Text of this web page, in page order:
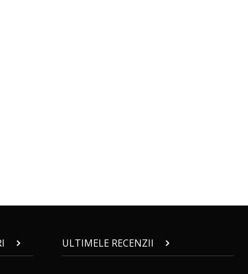
13
care combină aventura cu luxul /
ZEEKR 9X în Moldova: Am condus gigantul
chinez care face lumea să se întoarcă
ULTIMELE RECENZII